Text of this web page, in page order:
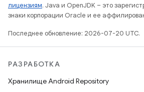
лицензиям. Java и OpenJDK – это
знаки корпорации Oracle и ее
Последнее обновление: 2026-07-20 UTC.
РАЗРАБОТКА
Хранилище Android Repository